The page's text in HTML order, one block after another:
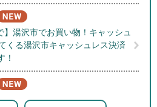
】湯沢市でお買い物！キャッシュ
くる湯沢市キャッシュレス決済
！